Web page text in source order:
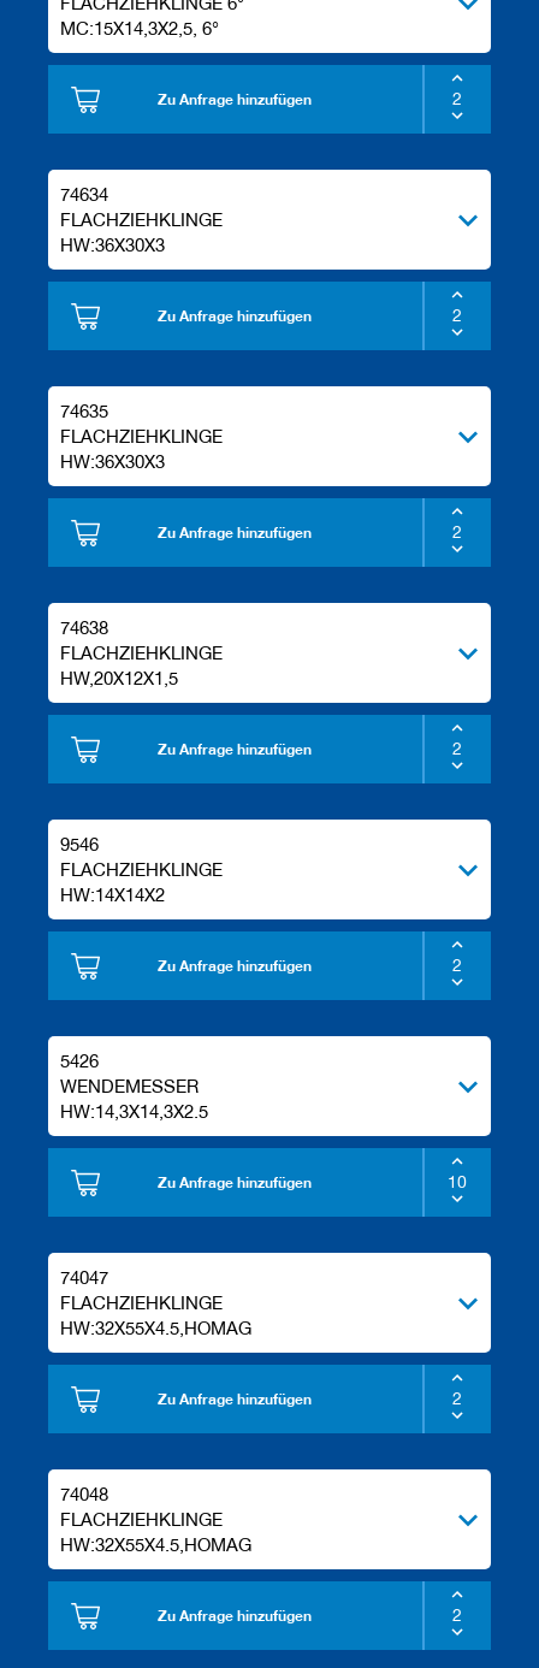
MC:15X14,3X2,5, 6°
Zu Anfrage hinzufügen
74634
FLACHZIEHKLINGE
HW:36X30X3
Zu Anfrage hinzufügen
74635
FLACHZIEHKLINGE
HW:36X30X3
Zu Anfrage hinzufügen
74638
FLACHZIEHKLINGE
HW,20X12X1,5
Zu Anfrage hinzufügen
9546
FLACHZIEHKLINGE
HW:14X14X2
Zu Anfrage hinzufügen
5426
WENDEMESSER
HW:14,3X14,3X2.5
Zu Anfrage hinzufügen
74047
FLACHZIEHKLINGE
HW:32X55X4.5,HOMAG
Zu Anfrage hinzufügen
74048
FLACHZIEHKLINGE
HW:32X55X4.5,HOMAG
Zu Anfrage hinzufügen